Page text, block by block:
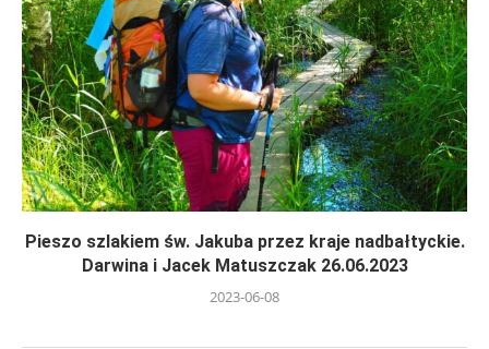
Pieszo szlakiem św. Jakuba przez kraje nadbałtyckie.
Darwina i Jacek Matuszczak 26.06.2023
2023-06-08